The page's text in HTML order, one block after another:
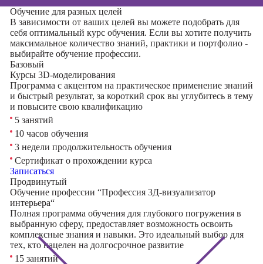
Обучение для разных целей
В зависимости от ваших целей вы можете подобрать для
себя оптимальный курс обучения. Если вы хотите получить
максимальное количество знаний, практики и портфолио -
выбирайте обучение профессии.
Базовый
Курсы 3D-моделирования
Программа с акцентом на практическое применение знаний
и быстрый результат, за короткий срок вы углубитесь в тему
и повысите свою квалификацию
5 занятий
10 часов обучения
3 недели продолжительность обучения
Сертификат о прохождении курса
Записаться
Продвинутый
Обучение профессии “Профессия 3Д-визуализатор
интерьера“
Полная программа обучения для глубокого погружения в
выбранную сферу, предоставляет возможность освоить
комплексные знания и навыки. Это идеальный выбор для
тех, кто нацелен на долгосрочное развитие
15 занятий